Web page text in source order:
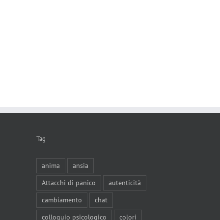
Tag
anima
ansia
Attacchi di panico
autenticità
cambiamento
chat
colloquio psicologico
colori